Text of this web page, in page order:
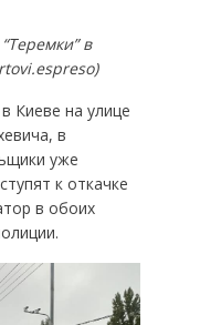
в
Киеве на улице
в
уже
к откачке
в обоих